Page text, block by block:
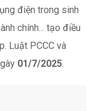
điện trong sinh
chính... tạo điều
Luật PCCC và
01/7/2025.